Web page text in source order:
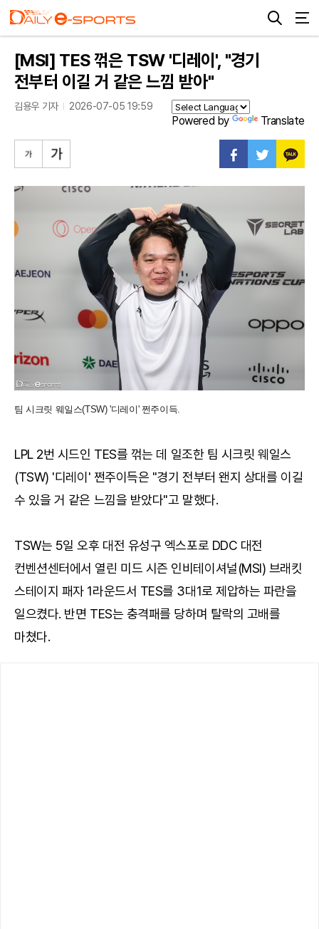
[MSI] TES 꺾은 TSW '디레이', "경기
전부터 이길 거 같은 느낌 받아"
김용우 기자 2026-07-05 19:59
Powered by Translate
팀 시크릿 웨일스(TSW) '디레이' 쩐주이득.
LPL 2번 시드인 TES를 꺾는 데 일조한 팀 시크릿 웨일스
(TSW) '디레이' 쩐주이득은 "경기 전부터 왠지 상대를 이길
수 있을 거 같은 느낌을 받았다"고 말했다.
TSW는 5일 오후 대전 유성구 엑스포로 DDC 대전
컨벤션센터에서 열린 미드 시즌 인비테이셔널(MSI) 브래킷
스테이지 패자 1라운드서 TES를 3대1로 제압하는 파란을
일으켰다. 반면 TES는 충격패를 당하며 탈락의 고배를
마쳤다.